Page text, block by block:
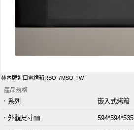
林內牌進口電烤箱RBO-7MSO-TW
產品規格
．系列 嵌入式烤箱
．外觀尺寸㎜ 594*594*535